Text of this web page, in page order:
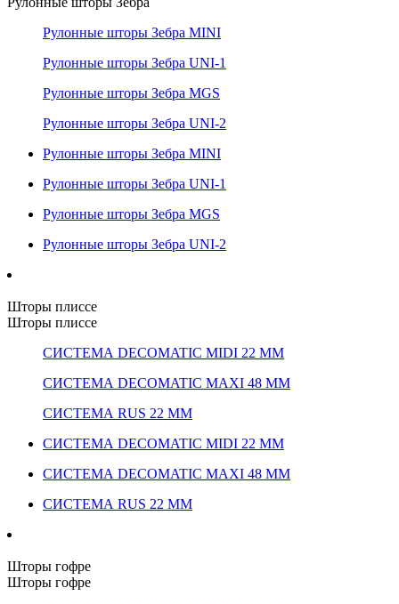
Рулонные шторы Зебра MINI
Рулонные шторы Зебра UNI-1
Рулонные шторы Зебра MGS
Рулонные шторы Зебра UNI-2
Рулонные шторы Зебра MINI
Рулонные шторы Зебра UNI-1
Рулонные шторы Зебра MGS
Рулонные шторы Зебра UNI-2
Шторы плиссе
Шторы плиссе
СИСТЕМА DECOMATIC MIDI 22 ММ
СИСТЕМА DECOMATIC MAXI 48 ММ
СИСТЕМА RUS 22 ММ
СИСТЕМА DECOMATIC MIDI 22 ММ
СИСТЕМА DECOMATIC MAXI 48 ММ
СИСТЕМА RUS 22 ММ
Шторы гофре
Шторы гофре